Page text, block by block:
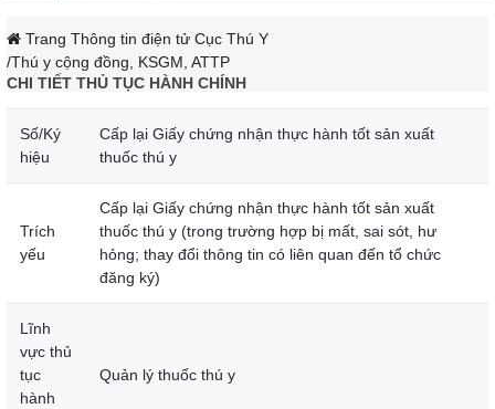
Trang Thông tin điện tử Cục Thú Y
/Thú y cộng đồng, KSGM, ATTP
CHI TIẾT THỦ TỤC HÀNH CHÍNH
Số/Ký
hiệu
Cấp lại Giấy chứng nhận thực hành tốt sản xuất
thuốc thú y
Trích
yếu
Cấp lại Giấy chứng nhận thực hành tốt sản xuất
thuốc thú y (trong trường hợp bị mất, sai sót, hư
hỏng; thay đổi thông tin có liên quan đến tổ chức
đăng ký)
Lĩnh
vực thủ
tục
hành
Quản lý thuốc thú y